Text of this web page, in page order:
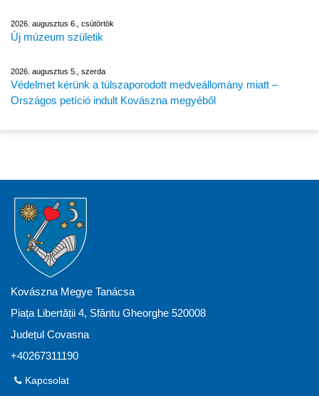
2026. augusztus 6., csütörtök
Új múzeum születik
2026. augusztus 5., szerda
Védelmet kérünk a túlszaporodott medveállomány miatt –
Országos petíció indult Kovászna megyéből
Kovászna Megye Tanácsa
Piața Libertății 4, Sfântu Gheorghe 520008
Județul Covasna
+40267311190
Kapcsolat